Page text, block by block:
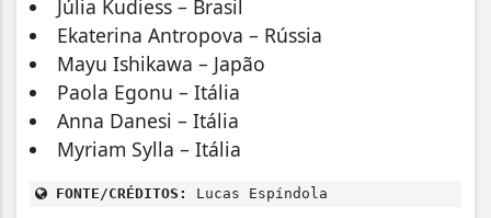
Júlia Kudiess – Brasil
Ekaterina Antropova – Rússia
Mayu Ishikawa – Japão
Paola Egonu – Itália
Anna Danesi – Itália
Myriam Sylla – Itália
FONTE/CRÉDITOS: Lucas Espíndola